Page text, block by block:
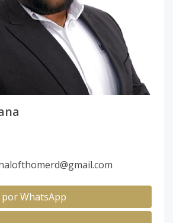
por WhatsApp